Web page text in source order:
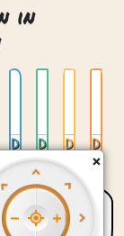
in
Draak glas in lood 01 Draak glas in lood 02 Draak glas in lood 03 Draak glas in lood cirkel
×